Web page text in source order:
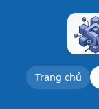
Trang chủ